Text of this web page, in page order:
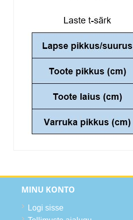
MINU KONTO
Logi sisse